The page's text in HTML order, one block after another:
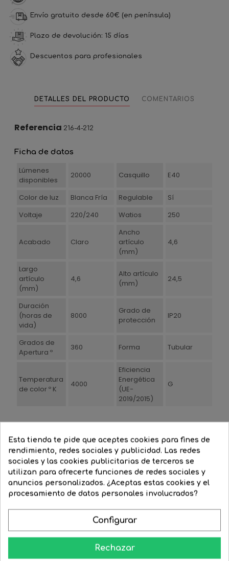
Envío gratuito desde 60€ (en península)
Plazo de devolución: 15 días
Descuentos para profesionales
DETALLES DEL PRODUCTO COMENTARIOS
Referencia 216-4-212
Ficha de datos
Lúmenes
disponibles
20000 Casquillo E40
Color de luz Blanca Fría Regulable
Sí
Voltaje
220/240 Watios 250
Acabado Claro
Ancho
artículo
(mm)
4,6
Largo
artículo
(mm)
4,6
Alto artículo
(mm)
24,5
Duración
(horas de
vida)
8000
Grado de
protección
IP20
Grados de
Apertura º
360 Forma Tubular
Temperatura
de color º K
4000
Eficiencia
Energética
(UE-
2019/2015)
G
16 Productos De La Misma Categoría:
-15% -10%
‹
Esta tienda te pide que aceptes cookies para fines de
rendimiento, redes sociales y publicidad. Las redes
sociales y las cookies publicitarias de terceros se
utilizan para ofrecerte funciones de redes sociales y
anuncios personalizados. ¿Aceptas estas cookies y el
procesamiento de datos personales involucrados?
Configurar
Rechazar